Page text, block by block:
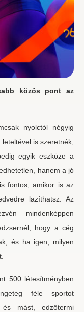
közös pont az
nyolctól négyig
is szeretnék,
egyik eszköze a
hanem a jó
fontos, amikor is az
lazíthatsz. Az
mindenképpen
hogy a cég
és ha igen, milyen
500 létesítményben
féle sportot
és mást, edzőtermi